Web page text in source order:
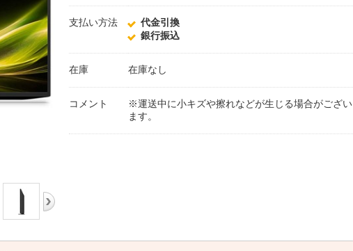
支払い方法
代金引換
銀行振込
在庫 在庫なし
コメント
※運送中に小キズや擦れなどが生じる場合がござい
ます。